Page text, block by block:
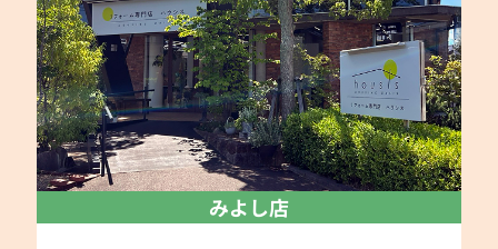
みよし店